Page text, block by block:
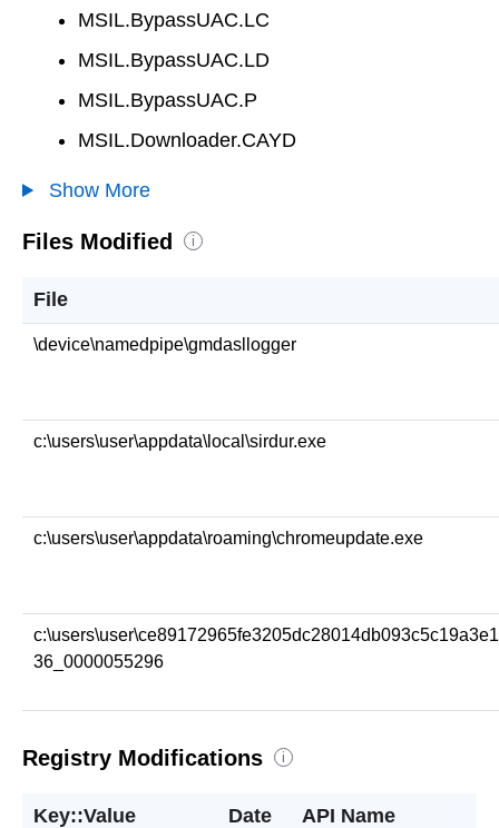
MSIL.BypassUAC.LC
MSIL.BypassUAC.LD
MSIL.BypassUAC.P
MSIL.Downloader.CAYD
Show More
Files Modified i
File
\device\namedpipe\gmdasllogger
c:\users\user\appdata\local\sirdur.exe
c:\users\user\appdata\roaming\chromeupdate.exe
36_0000055296
Registry Modifications i
Key::Value Date API Name